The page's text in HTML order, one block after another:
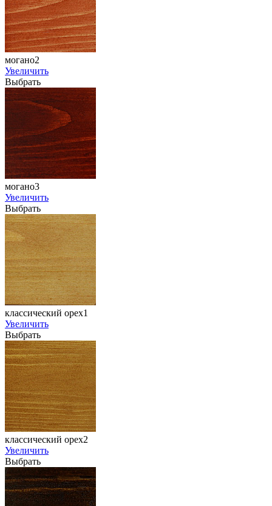
могано2
Увеличить
Выбрать
могано3
Увеличить
Выбрать
классический орех1
Увеличить
Выбрать
классический орех2
Увеличить
Выбрать